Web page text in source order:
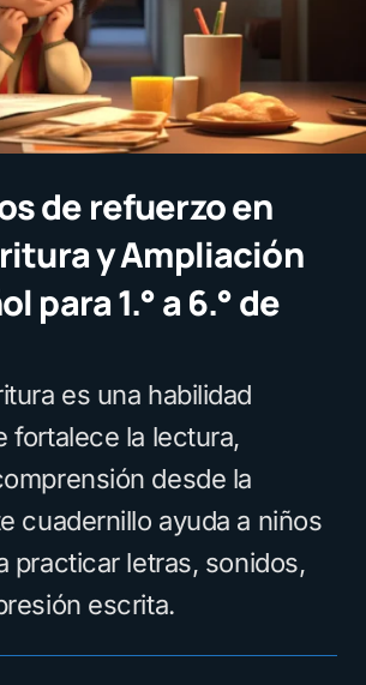
de refuerzo en
y Ampliación
para 1.° a 6.° de
es una habilidad
fortalece la lectura,
desde la
cuadernillo ayuda a niños
practicar letras, sonidos,
escrita.